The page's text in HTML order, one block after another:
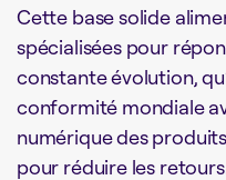
Cette base solide
spécialisées pour
constante évolution,
conformité mondiale
numérique des
pour réduire les